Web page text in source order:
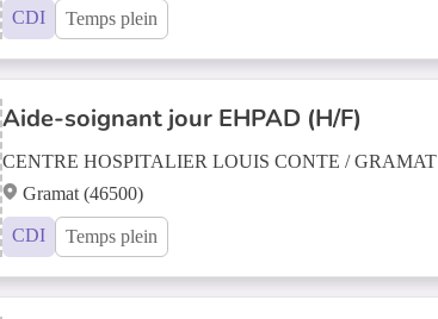
CDI Temps plein
Aide-soignant jour EHPAD (H/F)
CENTRE HOSPITALIER LOUIS CONTE / GRAMAT
Gramat (46500)
CDI Temps plein